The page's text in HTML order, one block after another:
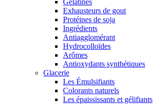
Gélatines
Exhausteurs de gout
Protéines de soja
Ingrédients
Antiagglomérant
Hydrocolloïdes
Arômes
Antioxydants synthétiques
Glacerie
Les Émulsifiants
Colorants naturels
Les épaississants et gélifiants